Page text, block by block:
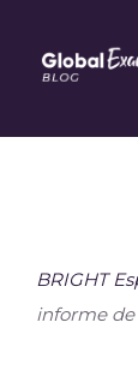
content
BRIGHT
informe